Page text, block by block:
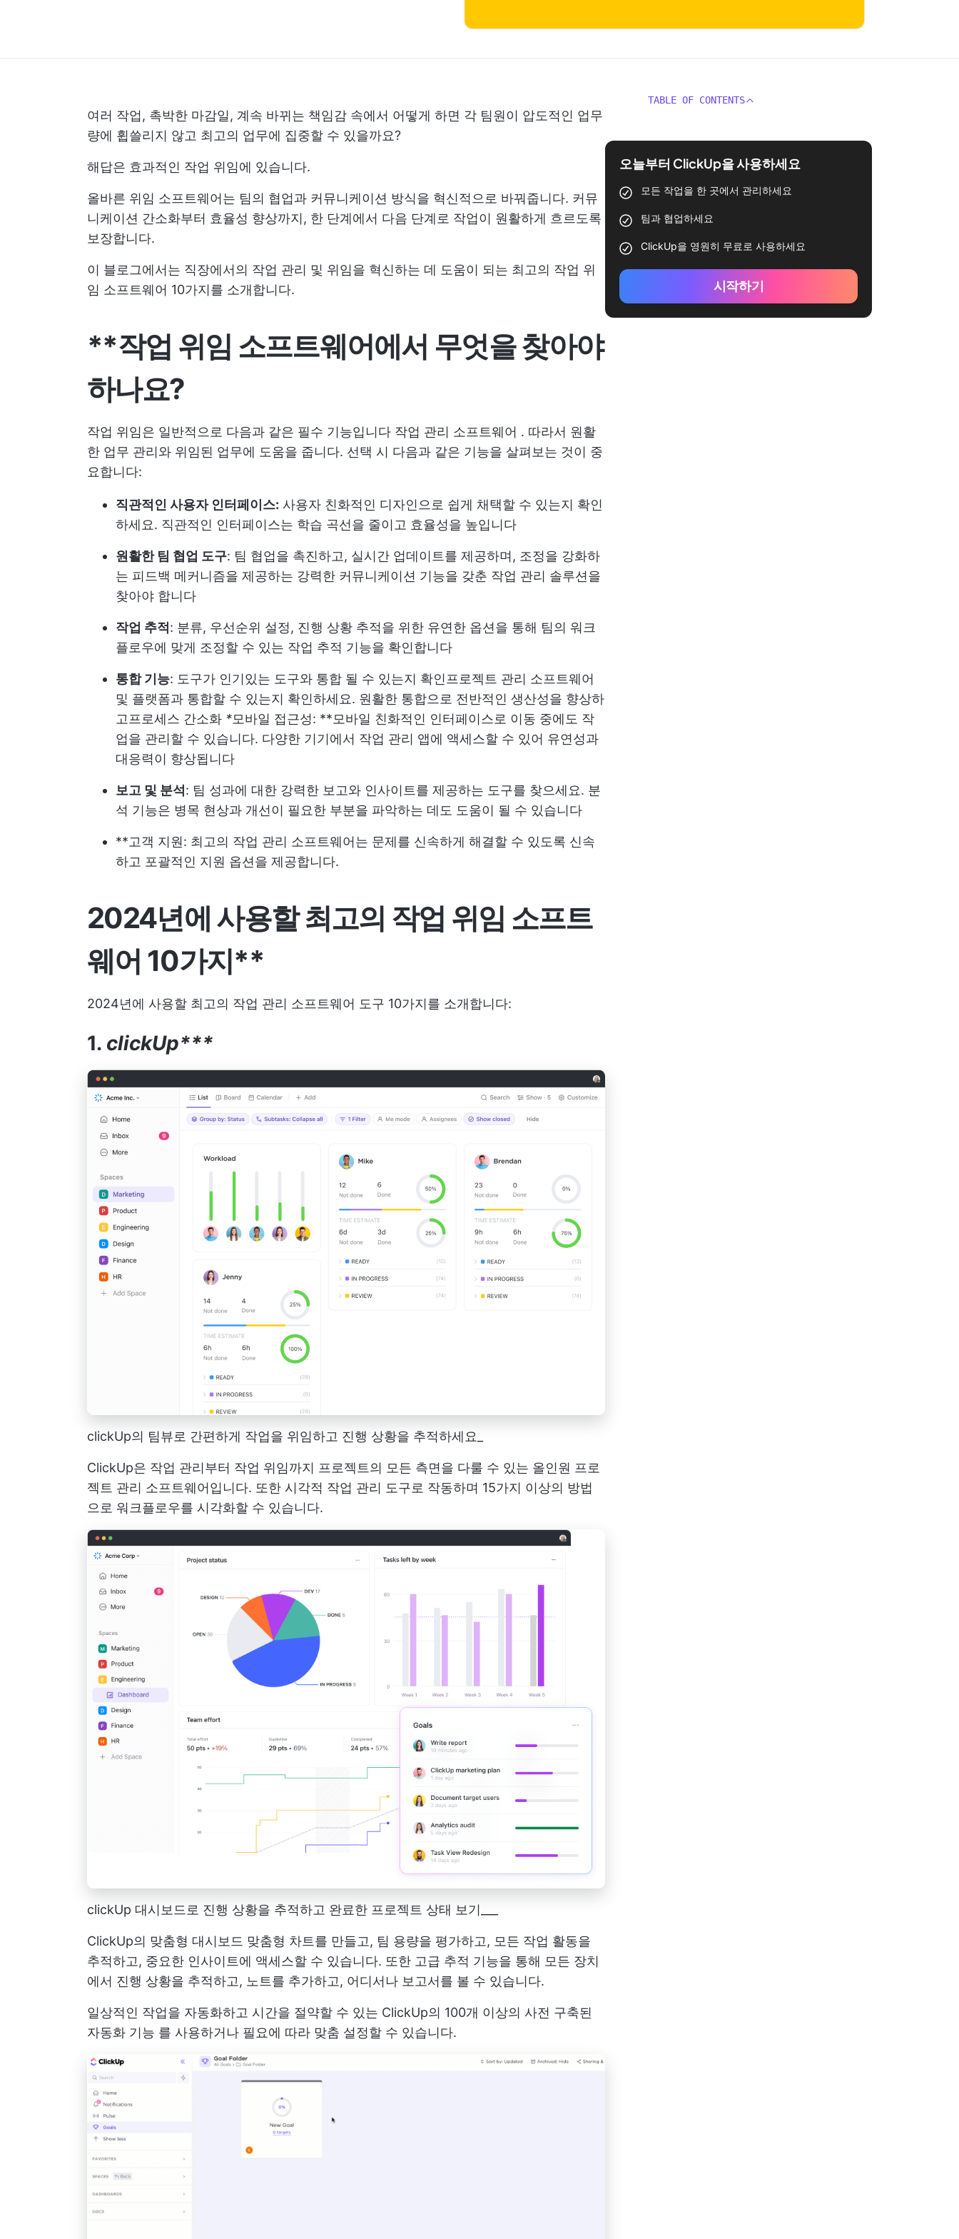
여러 작업, 촉박한 마감일, 계속 바뀌는 책임감 속에서 어떻게 하면 각 팀원이 압도적인 업무
량에 휩쓸리지 않고 최고의 업무에 집중할 수 있을까요?
해답은 효과적인 작업 위임에 있습니다.
올바른 위임 소프트웨어는 팀의 협업과 커뮤니케이션 방식을 혁신적으로 바꿔줍니다. 커뮤
니케이션 간소화부터 효율성 향상까지, 한 단계에서 다음 단계로 작업이 원활하게 흐르도록
보장합니다.
이 블로그에서는 직장에서의 작업 관리 및 위임을 혁신하는 데 도움이 되는 최고의 작업 위
임 소프트웨어 10가지를 소개합니다.
**작업 위임 소프트웨어에서 무엇을 찾아야
하나요?
작업 위임은 일반적으로 다음과 같은 필수 기능입니다 작업 관리 소프트웨어 . 따라서 원활
한 업무 관리와 위임된 업무에 도움을 줍니다. 선택 시 다음과 같은 기능을 살펴보는 것이 중
요합니다:
직관적인 사용자 인터페이스: 사용자 친화적인 디자인으로 쉽게 채택할 수 있는지 확인
하세요. 직관적인 인터페이스는 학습 곡선을 줄이고 효율성을 높입니다
원활한 팀 협업 도구: 팀 협업을 촉진하고, 실시간 업데이트를 제공하며, 조정을 강화하
는 피드백 메커니즘을 제공하는 강력한 커뮤니케이션 기능을 갖춘 작업 관리 솔루션을
찾아야 합니다
작업 추적 : 분류, 우선순위 설정, 진행 상황 추적을 위한 유연한 옵션을 통해 팀의 워크
플로우에 맞게 조정할 수 있는 작업 추적 기능을 확인합니다
통합 기능: 도구가 인기있는 도구와 통합 될 수 있는지 확인 프로젝트 관리 소프트웨어
및 플랫폼과 통합할 수 있는지 확인하세요. 원활한 통합으로 전반적인 생산성을 향상하
고 프로세스 간소화 *모바일 접근성: **모바일 친화적인 인터페이스로 이동 중에도 작
업을 관리할 수 있습니다. 다양한 기기에서 작업 관리 앱에 액세스할 수 있어 유연성과
대응력이 향상됩니다
보고 및 분석 : 팀 성과에 대한 강력한 보고와 인사이트를 제공하는 도구를 찾으세요. 분
석 기능은 병목 현상과 개선이 필요한 부분을 파악하는 데도 도움이 될 수 있습니다
**고객 지원: 최고의 작업 관리 소프트웨어는 문제를 신속하게 해결할 수 있도록 신속
하고 포괄적인 지원 옵션을 제공합니다.
2024년에 사용할 최고의 작업 위임 소프트
웨어 10가지**
2024년에 사용할 최고의 작업 관리 소프트웨어 도구 10가지를 소개합니다:
1. clickUp***
clickUp의 팀뷰로 간편하게 작업을 위임하고 진행 상황을 추적하세요_
ClickUp은 작업 관리부터 작업 위임까지 프로젝트의 모든 측면을 다룰 수 있는 올인원 프로
젝트 관리 소프트웨어입니다. 또한 시각적 작업 관리 도구로 작동하며 15가지 이상의 방법
으로 워크플로우를 시각화할 수 있습니다.
clickUp 대시보드로 진행 상황을 추적하고 완료한 프로젝트 상태 보기___
ClickUp의 맞춤형 대시보드 맞춤형 차트를 만들고, 팀 용량을 평가하고, 모든 작업 활동을
추적하고, 중요한 인사이트에 액세스할 수 있습니다. 또한 고급 추적 기능을 통해 모든 장치
에서 진행 상황을 추적하고, 노트를 추가하고, 어디서나 보고서를 볼 수 있습니다.
일상적인 작업을 자동화하고 시간을 절약할 수 있는 ClickUp의 100개 이상의 사전 구축된
자동화 기능 를 사용하거나 필요에 따라 맞춤 설정할 수 있습니다.
TABLE OF CONTENTS
오늘부터 ClickUp을 사용하세요
모든 작업을 한 곳에서 관리하세요
팀과 협업하세요
ClickUp을 영원히 무료로 사용하세요
시작하기